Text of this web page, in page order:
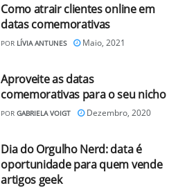
Como atrair clientes online em
datas comemorativas
POR LÍVIA ANTUNES Maio, 2021
Aproveite as datas
comemorativas para o seu nicho
POR GABRIELA VOIGT Dezembro, 2020
Dia do Orgulho Nerd: data é
oportunidade para quem vende
artigos geek